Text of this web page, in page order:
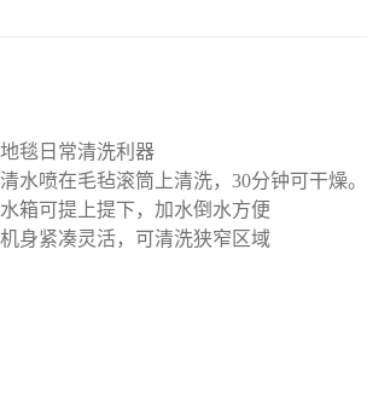
毯日常清洗利器
水喷在毛毡滚筒上清洗，30分钟可干燥。
箱可提上提下，加水倒水方便
身紧凑灵活，可清洗狭窄区域